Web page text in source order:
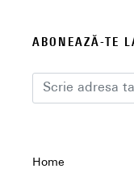
ABONEAZĂ-TE
Home